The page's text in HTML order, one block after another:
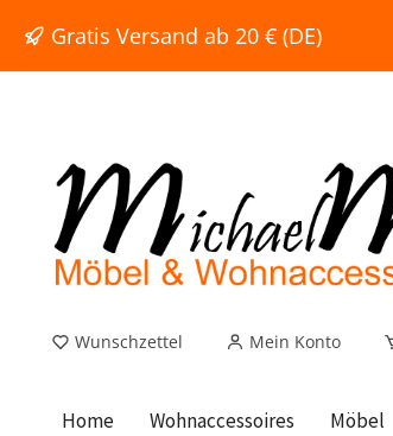
springen Zur Hauptnavigation
Gratis Versand ab 20 € (DE)
Wunschzettel Mein Konto
Home Wohnaccessoires Möbel